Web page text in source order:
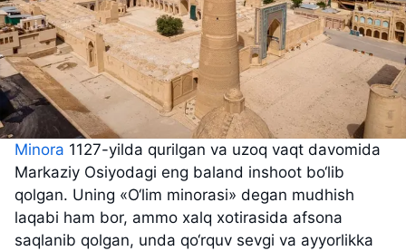
Minora 1127-yilda qurilgan va uzoq vaqt davomida
Markaziy Osiyodagi eng baland inshoot bo‘lib
qolgan. Uning «O‘lim minorasi» degan mudhish
laqabi ham bor, ammo xalq xotirasida afsona
saqlanib qolgan, unda qo‘rquv sevgi va ayyorlikka